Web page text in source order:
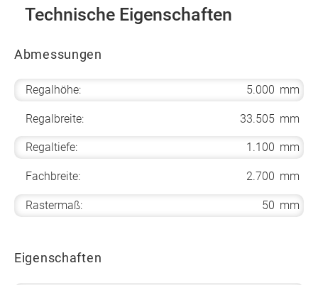
Technische Eigenschaften
Abmessungen
Regalhöhe: 5.000 mm
Regalbreite: 33.505 mm
Regaltiefe: 1.100 mm
Fachbreite: 2.700 mm
Rastermaß: 50 mm
Eigenschaften